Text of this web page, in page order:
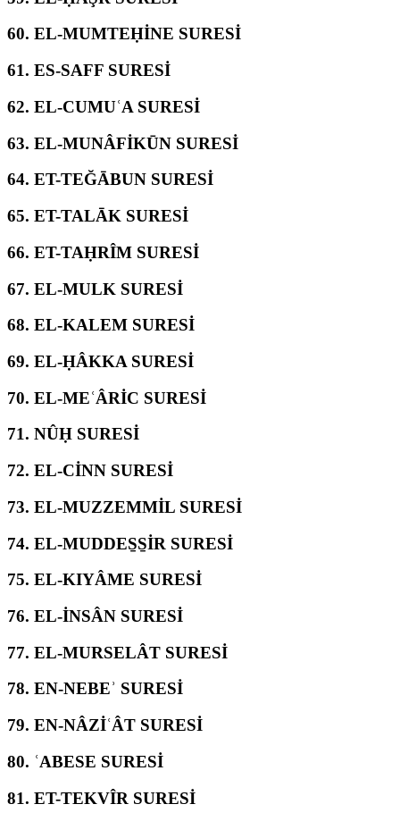
60. EL-MUMTEḤİNE SURESİ
61. ES-SAFF SURESİ
62. EL-CUMUʿA SURESİ
63. EL-MUNÂFİKŪN SURESİ
64. ET-TEĞĀBUN SURESİ
65. ET-TALĀK SURESİ
66. ET-TAḤRÎM SURESİ
67. EL-MULK SURESİ
68. EL-KALEM SURESİ
69. EL-ḤÂKKA SURESİ
70. EL-MEʿÂRİC SURESİ
71. NÛḤ SURESİ
72. EL-CİNN SURESİ
73. EL-MUZZEMMİL SURESİ
74. EL-MUDDES̱S̱İR SURESİ
75. EL-KIYÂME SURESİ
76. EL-İNSÂN SURESİ
77. EL-MURSELÂT SURESİ
78. EN-NEBEʾ SURESİ
79. EN-NÂZİʿÂT SURESİ
80. ʿABESE SURESİ
81. ET-TEKVÎR SURESİ